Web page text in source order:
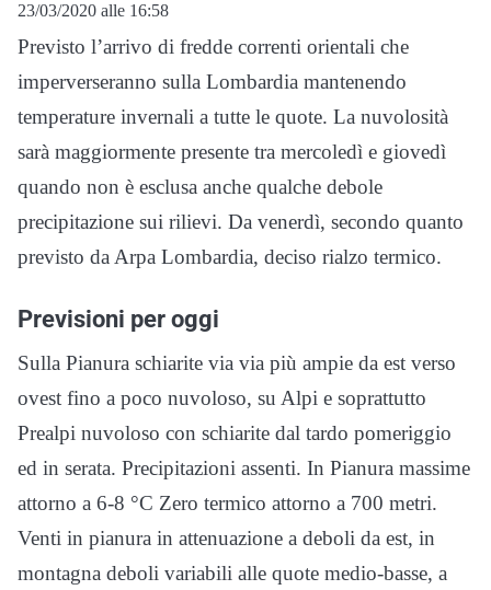
23/03/2020 alle 16:58
Previsto l’arrivo di fredde correnti orientali che
imperverseranno sulla Lombardia mantenendo
temperature invernali a tutte le quote. La nuvolosità
sarà maggiormente presente tra mercoledì e giovedì
quando non è esclusa anche qualche debole
precipitazione sui rilievi. Da venerdì, secondo quanto
previsto da Arpa Lombardia, deciso rialzo termico.
Previsioni per oggi
Sulla Pianura schiarite via via più ampie da est verso
ovest fino a poco nuvoloso, su Alpi e soprattutto
Prealpi nuvoloso con schiarite dal tardo pomeriggio
ed in serata. Precipitazioni assenti. In Pianura massime
attorno a 6-8 °C Zero termico attorno a 700 metri.
Venti in pianura in attenuazione a deboli da est, in
montagna deboli variabili alle quote medio-basse, a